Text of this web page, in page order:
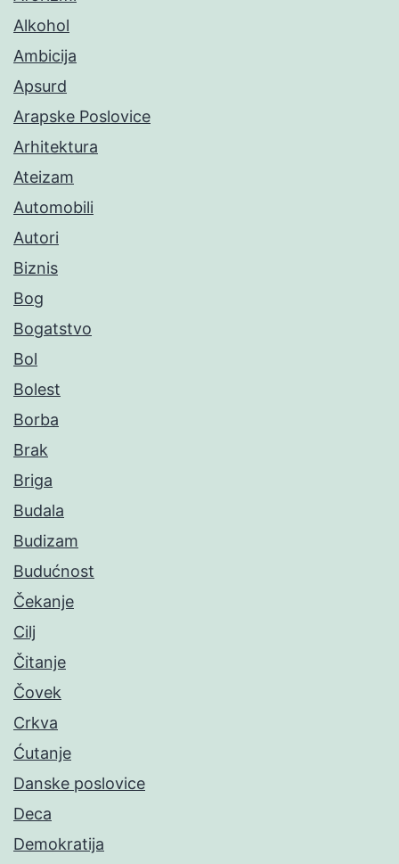
Alkohol
Ambicija
Apsurd
Arapske Poslovice
Arhitektura
Ateizam
Automobili
Autori
Biznis
Bog
Bogatstvo
Bol
Bolest
Borba
Brak
Briga
Budala
Budizam
Budućnost
Čekanje
Cilj
Čitanje
Čovek
Crkva
Ćutanje
Danske poslovice
Deca
Demokratija